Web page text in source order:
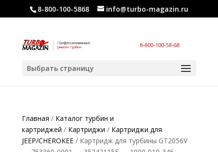
8-800-100-5868 info@turbo-magazin.ru
Выбрать страницу
Главная / Каталог турбин и
картриджей / Картриджи / Картриджи для
JEEP/CHEROKEE/ Картридж для турбины GT2056V